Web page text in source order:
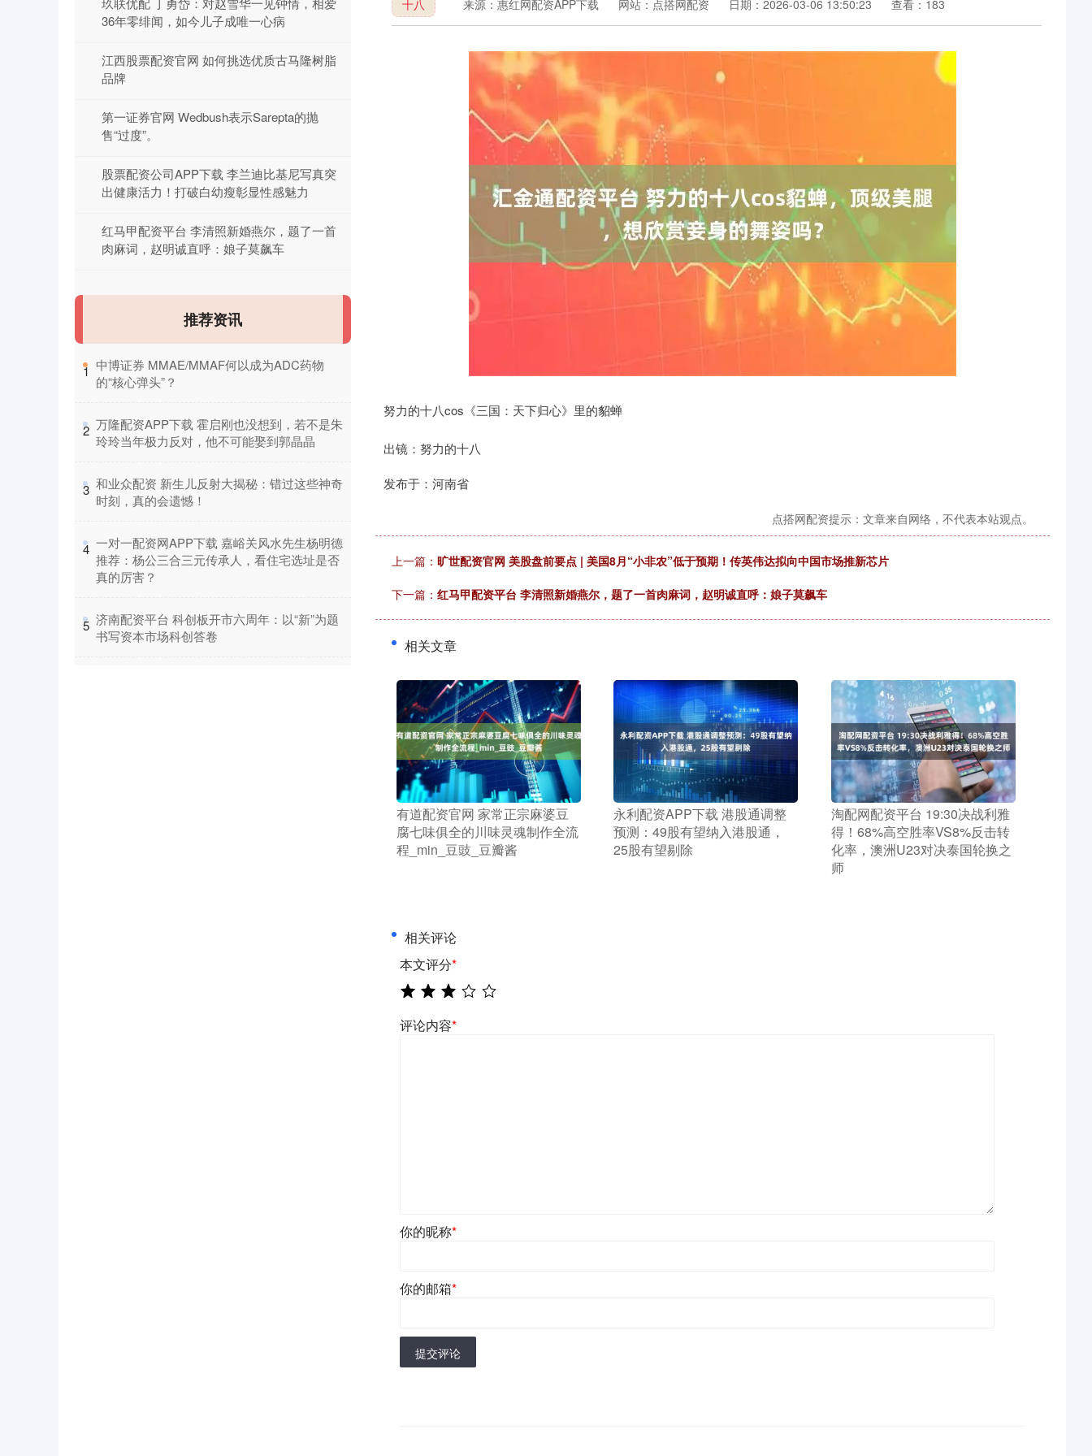
十八 来源：惠红网配资APP下载 网站：点搭网配资 日期：2026-03-06 13:50:23 查看：183
努力的十八cos《三国：天下归心》里的貂蝉
出镜：努力的十八
发布于：河南省
点搭网配资提示：文章来自网络，不代表本站观点。
上一篇： 旷世配资官网 美股盘前要点 | 美国8月“小非农”低于预期！传英伟达拟向中国市场推新芯片
下一篇： 红马甲配资平台 李清照新婚燕尔，题了一首肉麻词，赵明诚直呼：娘子莫飙车
相关文章
​有道配资官网 家常正宗麻婆豆
腐七味俱全的川味灵魂制作全流
程_min_豆豉_豆瓣酱
​永利配资APP下载 港股通调整
预测：49股有望纳入港股通，
25股有望剔除
​淘配网配资平台 19:30决战利雅
得！68%高空胜率VS8%反击转
化率，澳洲U23对决泰国轮换之
师
相关评论
本文评分*
评论内容*
你的昵称*
你的邮箱*
提交评论
36年零绯闻，如今儿子成唯一心病
江西股票配资官网 如何挑选优质古马隆树脂
品牌
第一证券官网 Wedbush表示Sarepta的抛
售“过度”。
股票配资公司APP下载 李兰迪比基尼写真突
出健康活力！打破白幼瘦彰显性感魅力
红马甲配资平台 李清照新婚燕尔，题了一首
肉麻词，赵明诚直呼：娘子莫飙车
推荐资讯
1 ​中博证券 MMAE/MMAF何以成为ADC药物
的“核心弹头”？
2 ​万隆配资APP下载 霍启刚也没想到，若不是朱
玲玲当年极力反对，他不可能娶到郭晶晶
3 ​和业众配资 新生儿反射大揭秘：错过这些神奇
时刻，真的会遗憾！
4 ​一对一配资网APP下载 嘉峪关风水先生杨明德
推荐：杨公三合三元传承人，看住宅选址是否
真的厉害？
5 ​济南配资平台 科创板开市六周年：以“新”为题
书写资本市场科创答卷